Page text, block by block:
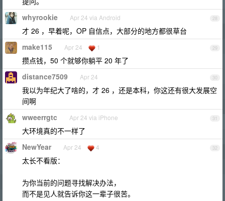
28
whyrookie Apr 24 via Android
才 26 ，早着呢，OP 自信点，大部分的地方都很草台
29
make115 Apr 24 1
攒点钱，50 个就够你躺平 20 年了
30
distance7509 Apr 24
我以为年纪大了啥的，才 26 ，还是本科，你这还有很大发展空
间啊
31
wweerrgtc Apr 24 via iPhone
大环境真的不一样了
32
NewYear Apr 24 4
太长不看版：
为你当前的问题寻找解决办法，
而不是见人就告诉你这一辈子很苦。